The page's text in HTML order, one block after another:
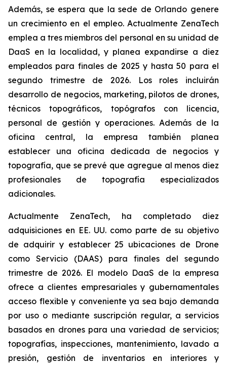
Además, se espera que la sede de Orlando genere
un crecimiento en el empleo. Actualmente ZenaTech
emplea a tres miembros del personal en su unidad de
DaaS en la localidad, y planea expandirse a diez
empleados para finales de 2025 y hasta 50 para el
segundo trimestre de 2026. Los roles incluirán
desarrollo de negocios, marketing, pilotos de drones,
técnicos topográficos, topógrafos con licencia,
personal de gestión y operaciones. Además de la
oficina central, la empresa también planea
establecer una oficina dedicada de negocios y
topografía, que se prevé que agregue al menos diez
profesionales de topografía especializados
adicionales.
Actualmente ZenaTech, ha completado diez
adquisiciones en EE. UU. como parte de su objetivo
de adquirir y establecer 25 ubicaciones de Drone
como Servicio (DAAS) para finales del segundo
trimestre de 2026. El modelo DaaS de la empresa
ofrece a clientes empresariales y gubernamentales
acceso flexible y conveniente ya sea bajo demanda
por uso o mediante suscripción regular, a servicios
basados en drones para una variedad de servicios;
topografías, inspecciones, mantenimiento, lavado a
presión, gestión de inventarios en interiores y